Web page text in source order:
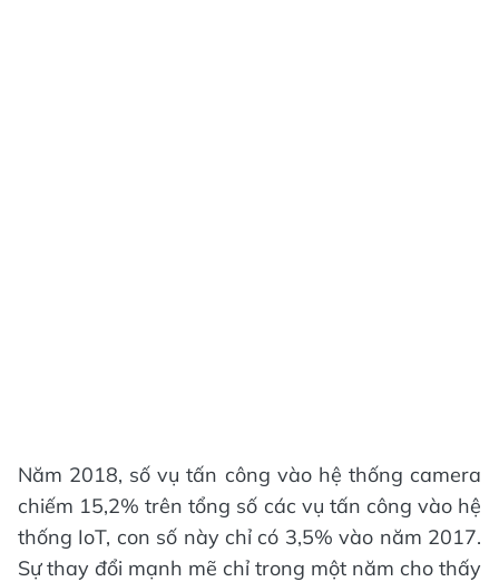
Năm 2018, số vụ tấn công vào hệ thống camera
chiếm 15,2% trên tổng số các vụ tấn công vào hệ
thống IoT, con số này chỉ có 3,5% vào năm 2017.
Sự thay đổi mạnh mẽ chỉ trong một năm cho thấy